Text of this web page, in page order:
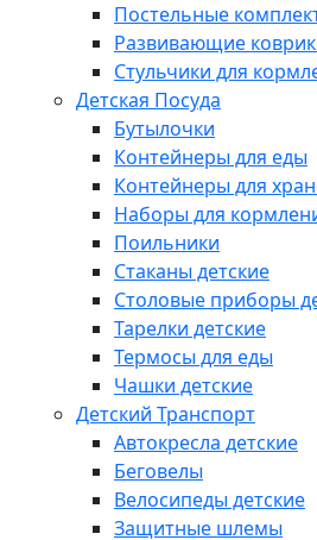
Постельные
Развивающие
Стульчики для
Детская Посуда
Бутылочки
Контейнеры для еды
Контейнеры для
Наборы для
Поильники
Стаканы детские
Столовые приборы
Тарелки детские
Термосы для еды
Чашки детские
Детский Транспорт
Автокресла детские
Беговелы
Велосипеды детские
Защитные шлемы